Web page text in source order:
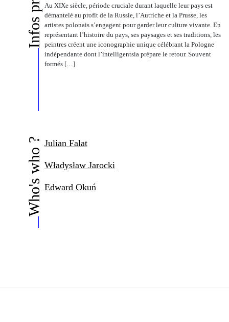
Au XIXe siècle, période cruciale durant laquelle leur pays est
démantelé au profit de la Russie, l’Autriche et la Prusse, les
artistes polonais s’engagent pour garder leur culture vivante. En
représentant l’histoire du pays, ses paysages et ses traditions, les
peintres créent une iconographie unique célébrant la Pologne
indépendante dont l’intelligentsia prépare le retour. Souvent
formés […]
Who's who ? Julian Falat
Władysław Jarocki
Edward Okuń